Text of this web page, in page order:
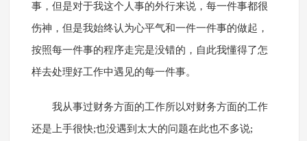
事，但是对于我这个人事的外行来说，每一件事都很
伤神，但是我始终认为心平气和一件一件事的做起，
按照每一件事的程序走完是没错的，自此我懂得了怎
样去处理好工作中遇见的每一件事。
我从事过财务方面的工作所以对财务方面的工作
还是上手很快;也没遇到太大的问题在此也不多说;